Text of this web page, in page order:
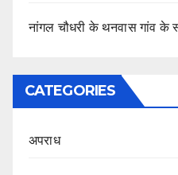
नांगल चौधरी के थनवास गांव के
CATEGORIES
अपराध